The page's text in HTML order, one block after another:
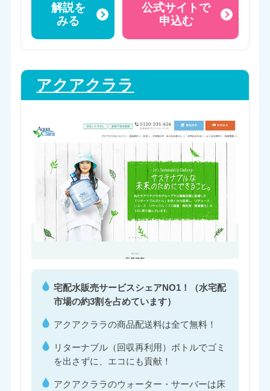
解説を
みる
公式サイトで
申込む
アクアクララ
宅配水販売サービスシェアNO1！（水宅配
市場の約3割を占めています）
アクアクララの商品配送料は全て無料！
リターナブル（回収再利用）ボトルでゴミ
を出さずに、エコにも貢献！
アクアクララのウォーター・サーバーは床